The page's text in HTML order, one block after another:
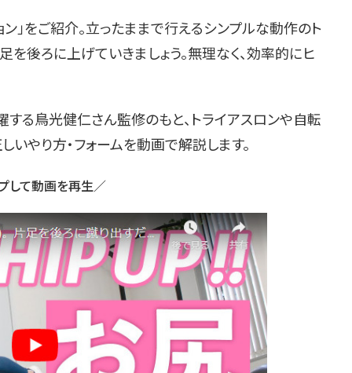
」をご紹介。立ったままで行えるシンプルな動作のト
を後ろに上げていきましょう。無理なく、効率的にヒ
する鳥光健仁さん監修のもと、トライアスロンや自転
やり方・フォームを動画で解説します。
して動画を再生／